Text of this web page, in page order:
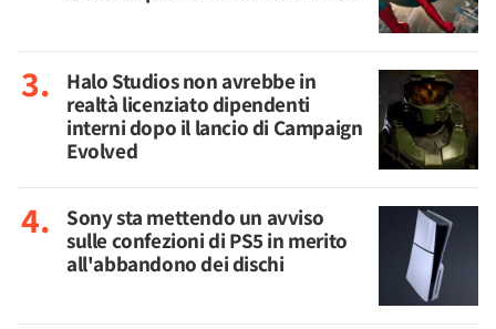
Halo Studios non avrebbe in
realtà licenziato dipendenti
interni dopo il lancio di Campaign
Evolved
Sony sta mettendo un avviso
sulle confezioni di PS5 in merito
all'abbandono dei dischi